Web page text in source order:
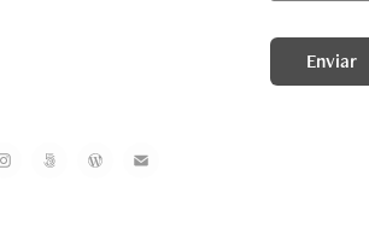
Enviar